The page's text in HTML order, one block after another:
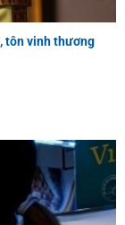
tôn vinh thương